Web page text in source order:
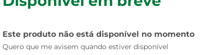
Este produto não está disponível no momento
Quero que me avisem quando estiver disponível